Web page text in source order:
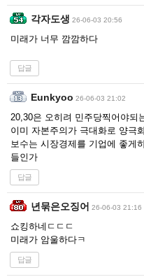
각자도생 26-06-03 20:56
미래가 너무 깜깜하다
답글
Eunkyoo 26-06-03 21:02
20,30은 오히려 민주당찍어야되
이미 자본주의가 극대화로 양극
보수는 시장경제를 기업에 좋게
들인가
답글
년묶은오징어 26-06-03 21:16
쇼킹하네ㄷㄷㄷ
미래가 암울하다ㅋ
답글